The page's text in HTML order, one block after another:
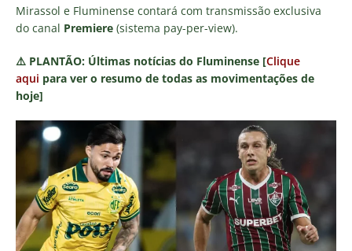
Mirassol e Fluminense contará com transmissão exclusiva
do canal Premiere (sistema pay-per-view).
⚠️ PLANTÃO: Últimas notícias do Fluminense [Clique
aqui para ver o resumo de todas as movimentações de
hoje]